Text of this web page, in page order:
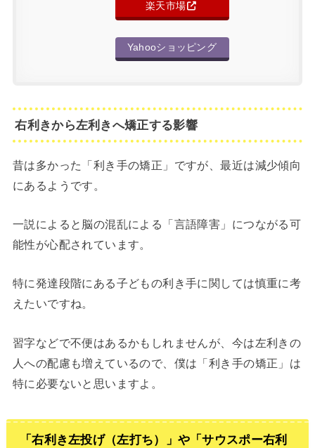
楽天市場
Yahooショッピング
右利きから左利きへ矯正する影響
昔は多かった「利き手の矯正」ですが、最近は減少傾向
にあるようです。
一説によると脳の混乱による「言語障害」につながる可
能性が心配されています。
特に発達段階にある子どもの利き手に関しては慎重に考
えたいですね。
習字などで不便はあるかもしれませんが、今は左利きの
人への配慮も増えているので、僕は「利き手の矯正」は
特に必要ないと思いますよ。
「右利き左投げ（左打ち）」や「サウスポー右利